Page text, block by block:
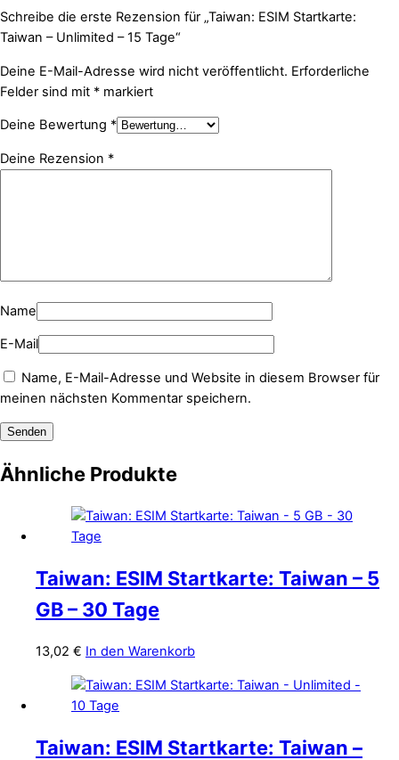
Schreibe die erste Rezension für „Taiwan: ESIM Startkarte:
Taiwan – Unlimited – 15 Tage“
Deine E-Mail-Adresse wird nicht veröffentlicht. Erforderliche
Felder sind mit * markiert
Deine Bewertung *
Deine Rezension *
Name
E-Mail
Name, E-Mail-Adresse und Website in diesem Browser für
meinen nächsten Kommentar speichern.
Ähnliche Produkte
Taiwan: ESIM Startkarte: Taiwan – 5
GB – 30 Tage
13,02 € In den Warenkorb
Taiwan: ESIM Startkarte: Taiwan –